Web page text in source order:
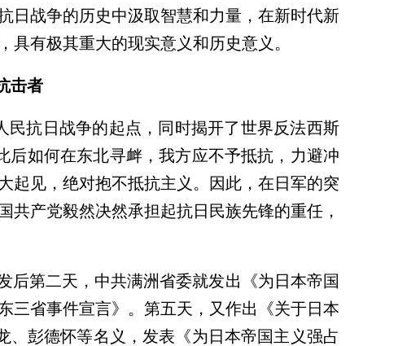
日战争的历史中汲取智慧和力量，在新时代新
有极其重大的现实意义和历史意义。
击者
抗日战争的起点，同时揭开了世界反法西斯
如何在东北寻衅，我方应不予抵抗，力避冲
起见，绝对抱不抵抗主义。因此，在日军的突
产党毅然决然承担起抗日民族先锋的重任，
后第二天，中共满洲省委就发出《为日本帝国
三省事件宣言》。第五天，又作出《关于日本
、彭德怀等名义，发表《为日本帝国主义强占